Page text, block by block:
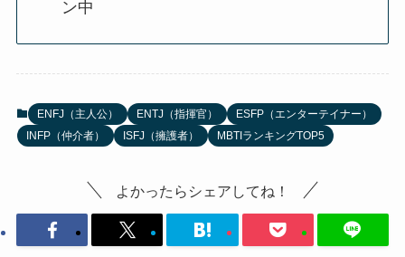
ン中
ENFJ（主人公） ENTJ（指揮官）
ESFP（エンターテイナー）
INFP（仲介者）
ISFJ（擁護者） MBTIランキングTOP5
よかったらシェアしてね！